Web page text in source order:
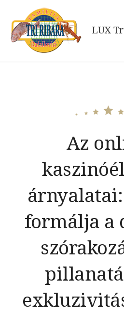
content
LUX
Az
formálja a